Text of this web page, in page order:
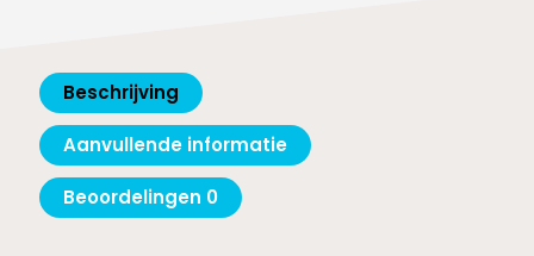
Beschrijving
Aanvullende informatie
Beoordelingen 0